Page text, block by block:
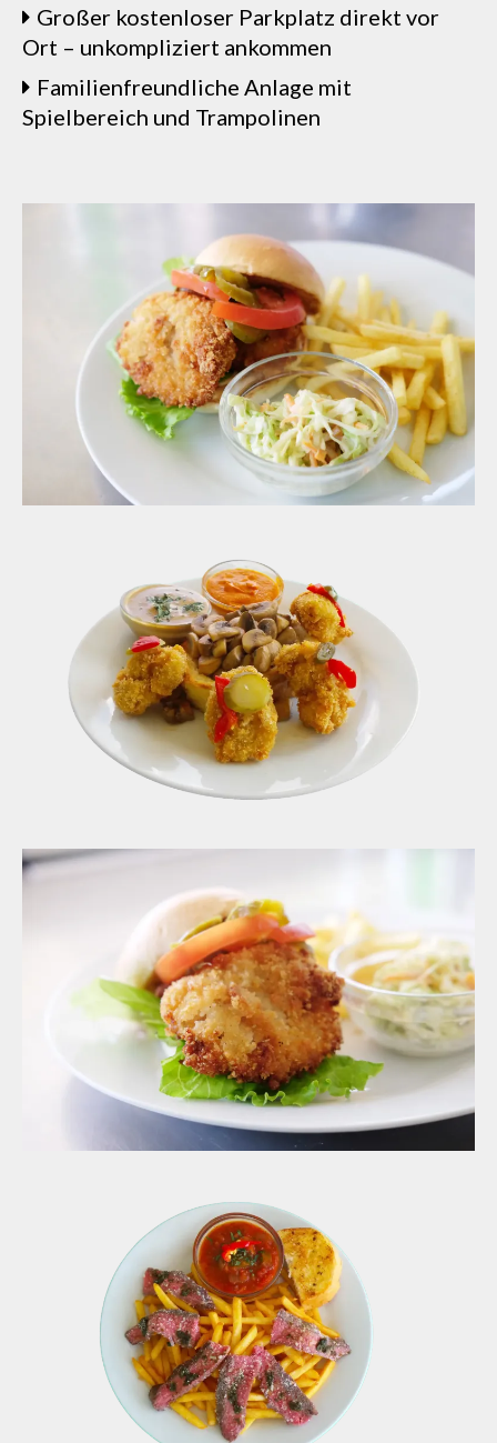
Großer kostenloser Parkplatz direkt vor
Ort – unkompliziert ankommen
Familienfreundliche Anlage mit
Spielbereich und Trampolinen